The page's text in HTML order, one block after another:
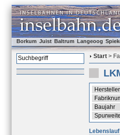
Borkum Juist Baltrum Langeoog
Start >
Hersteller
Baujahr
Spurweite
Lebenslauf